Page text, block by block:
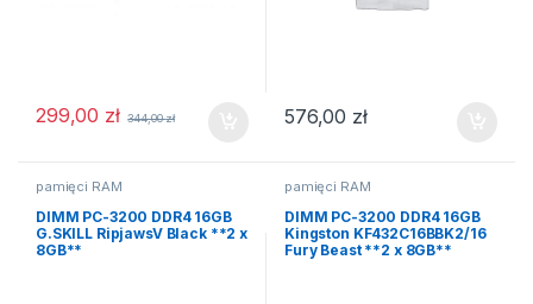
299,00 zł 344,00zł 576,00 zł
pamięci RAM
DIMM PC-3200 DDR4 16GB
G.SKILL RipjawsV Black **2 x
8GB**
pamięci RAM
DIMM PC-3200 DDR4 16GB
Kingston KF432C16BBK2/16
Fury Beast **2 x 8GB**